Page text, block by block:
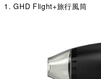
1. GHD Flight+旅行風筒